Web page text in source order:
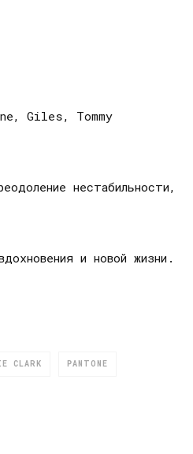
Giles, Tommy
нестабильности,
и новой жизни.
CLARK PANTONE